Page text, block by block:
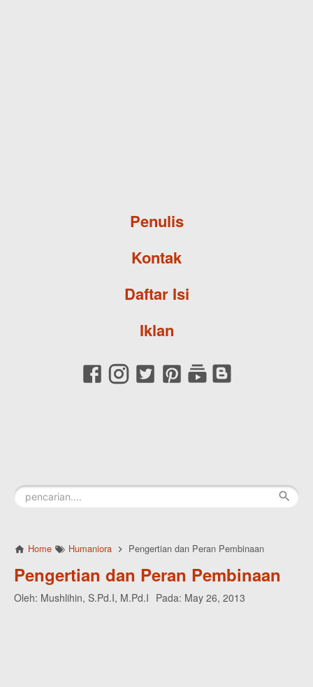
Penulis
Kontak
Daftar Isi
Iklan
Home Humaniora Pengertian dan Peran Pembinaan
Pengertian dan Peran Pembinaan
Oleh: Mushlihin, S.Pd.I, M.Pd.I Pada: May 26, 2013